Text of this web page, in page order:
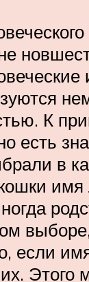
К
есть
в
имя
если
Этого